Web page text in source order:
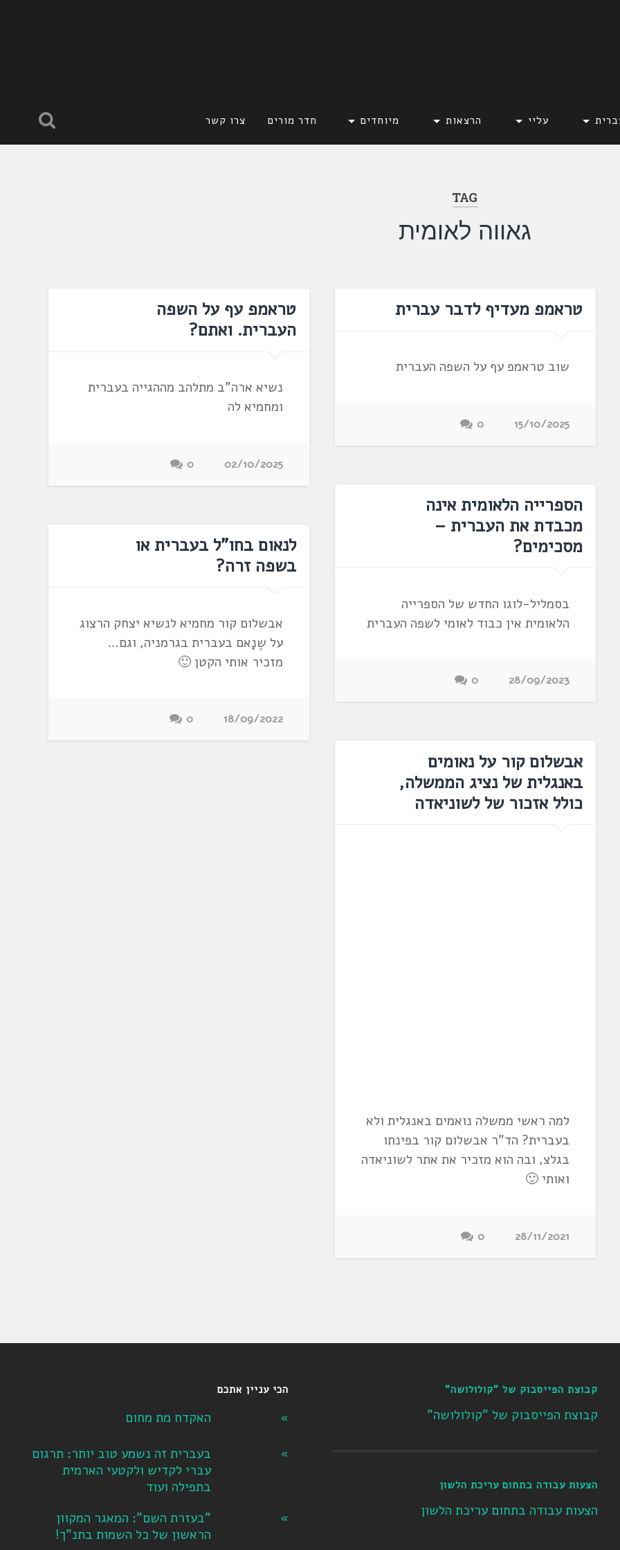
עליי הרצאות מיוחדים חדר מורים צרו קשר
TAG
גאווה לאומית
טראמפ מעדיף לדבר עברית
שוב טראמפ עף על השפה העברית
15/10/2025
0
טראמפ עף על השפה
העברית. ואתם?
נשיא ארה"ב מתלהב מההגייה בעברית
ומחמיא לה
02/10/2025
0
הספרייה הלאומית אינה
מכבדת את העברית –
מסכימים?
בסמליל-לוגו החדש של הספרייה
הלאומית אין כבוד לאומי לשפה העברית
28/09/2023
0
לנאום בחו"ל בעברית או
בשפה זרה?
אבשלום קור מחמיא לנשיא יצחק הרצוג
על שֶנָאם בעברית בגרמניה, וגם…
מזכיר אותי הקטן 🙂
18/09/2022
0
אבשלום קור על נאומים
באנגלית של נציג הממשלה,
כולל אזכור של לשוניאדה
למה ראשי ממשלה נואמים באנגלית ולא
בעברית? הד"ר אבשלום קור בפינתו
בגלצ, ובה הוא מזכיר את אתר לשוניאדה
ואותי 🙂
28/11/2021
0
קבוצת הפייסבוק של "קולולושה"
קבוצת הפייסבוק של "קולולושה"
הצעות עבודה בתחום עריכת הלשון
הצעות עבודה בתחום עריכת הלשון
הכי עניין אתכם
האקדח מת מחום
בעברית זה נשמע טוב יותר: תרגום
עברי לקדיש ולקטעי הארמית
בתפילה ועוד
"בעזרת השם": המאגר המקוון
הראשון של כל השמות בתנ"ך!